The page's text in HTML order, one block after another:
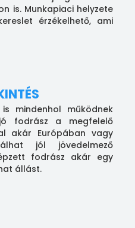
is. Munkapiaci helyzete
érzékelhető, ami
mindenhol működnek
fodrász a megfelelő
akár Európában vagy
jól jövedelmező
fodrász akár egy
állást.